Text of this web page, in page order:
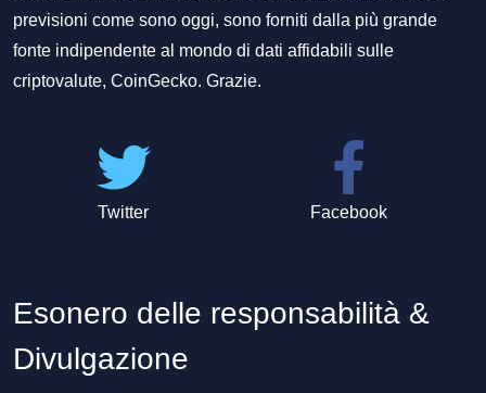
previsioni come sono oggi, sono forniti dalla più grande
fonte indipendente al mondo di dati affidabili sulle
criptovalute, CoinGecko. Grazie.
Twitter Facebook
Esonero delle responsabilità &
Divulgazione